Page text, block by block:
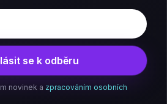
se k odběru
novinek a zpracováním osobních